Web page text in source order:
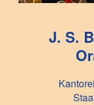
J. S.